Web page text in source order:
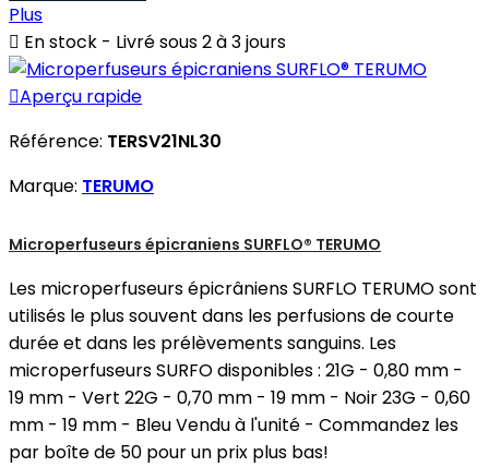
Plus
 En stock - Livré sous 2 à 3 jours
Aperçu rapide
Référence: TERSV21NL30
Marque: TERUMO
Microperfuseurs épicraniens SURFLO® TERUMO
Les microperfuseurs épicrâniens SURFLO TERUMO sont
utilisés le plus souvent dans les perfusions de courte
durée et dans les prélèvements sanguins. Les
microperfuseurs SURFO disponibles : 21G - 0,80 mm -
19 mm - Vert 22G - 0,70 mm - 19 mm - Noir 23G - 0,60
mm - 19 mm - Bleu Vendu à l'unité - Commandez les
par boîte de 50 pour un prix plus bas!